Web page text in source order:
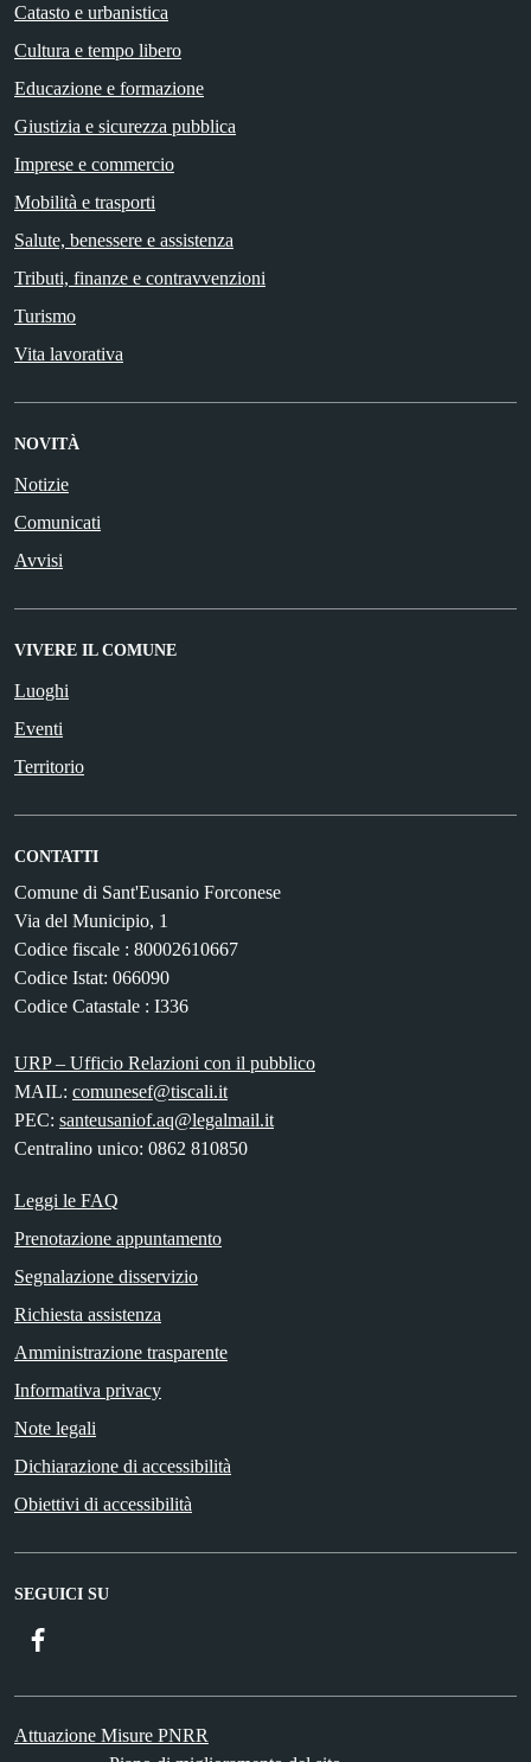
Catasto e urbanistica
Cultura e tempo libero
Educazione e formazione
Giustizia e sicurezza pubblica
Imprese e commercio
Mobilità e trasporti
Salute, benessere e assistenza
Tributi, finanze e contravvenzioni
Turismo
Vita lavorativa
NOVITÀ
Notizie
Comunicati
Avvisi
VIVERE IL COMUNE
Luoghi
Eventi
Territorio
CONTATTI
Comune di Sant'Eusanio Forconese
Via del Municipio, 1
Codice fiscale : 80002610667
Codice Istat: 066090
Codice Catastale : I336
URP – Ufficio Relazioni con il pubblico
MAIL: comunesef@tiscali.it
PEC: santeusaniof.aq@legalmail.it
Centralino unico: 0862 810850
Leggi le FAQ
Prenotazione appuntamento
Segnalazione disservizio
Richiesta assistenza
Amministrazione trasparente
Informativa privacy
Note legali
Dichiarazione di accessibilità
Obiettivi di accessibilità
SEGUICI SU
Attuazione Misure PNRR